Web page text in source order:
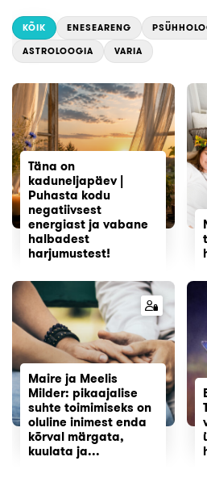
KÕIK ENESEARENG
ASTROLOOGIA VARIA
Täna on
kaduneljapäev |
Puhasta kodu
negatiivsest
energiast ja vabane
halbadest
harjumustest!
Maire ja Meelis
Milder: pikaajalise
suhte toimimiseks on
oluline inimest enda
kõrval märgata,
kuulata ja...